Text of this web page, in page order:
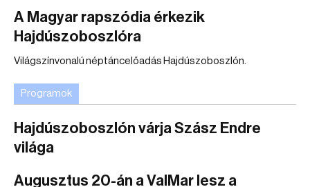
A Magyar rapszódia érkezik
Hajdúszoboszlóra
Világszínvonalú néptáncelőadás Hajdúszoboszlón.
Programok
Hajdúszoboszlón várja Szász Endre
világa
Augusztus 20-án a ValMar lesz a